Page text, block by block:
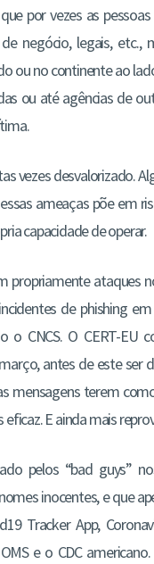
por vezes as
negócio, legais, etc.,
ou no continente ao
ou até agências de
vezes desvalorizado.
ameaças põe em
capacidade de operar.
propriamente ataques
de phishing
CNCS. O CERT-EU
antes de este
mensagens terem
E ainda mais
pelos “bad guys”
inocentes, e que
Tracker App,
e o CDC